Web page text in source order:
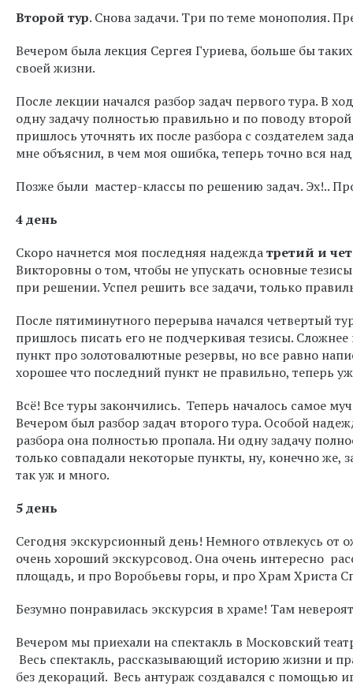
Второй тур. Снова задачи. Три по теме монополия.
Вечером была лекция Сергея Гуриева, больше бы
своей жизни.
После лекции начался разбор задач первого тура. В
одну задачу полностью правильно и по поводу
пришлось уточнять их после разбора с создателем
мне объяснил, в чем моя ошибка, теперь точно вся
Позже были мастер-классы по решению задач. Эх!..
4 день
Скоро начнется моя последняя надеждатретий и
Викторовны о том, чтобы не упускать основные
при решении. Успел решить все задачи, только
После пятиминутного перерыва начался четвертый
пришлось писать его не подчеркивая тезисы.
пункт про золотовалютные резервы, но все равно
хорошее что последний пункт не правильно, теперь
Всё! Все туры закончились. Теперь началось самое
Вечером был разбор задач второго тура. Особой
разбора она полностью пропала. Ни одну задачу
только совпадали некоторые пункты, ну, конечно же,
так уж и много.
5 день
Сегодня экскурсионный день! Немного отвлекусь от
очень хороший экскурсовод. Она очень интересно
площадь, и про Воробьевы горы, и про Храм Христа
Безумно понравилась экскурсия в храме! Там
Вечером мы приехали на спектакль в Московский
Весь спектакль, рассказывающий историю жизни и
без декораций. Весь антураж создавался с помощью